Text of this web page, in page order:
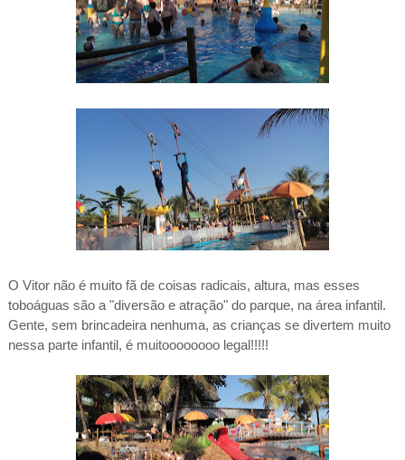
O Vitor não é muito fã de coisas radicais, altura, mas esses
toboáguas são a "diversão e atração" do parque, na área infantil.
Gente, sem brincadeira nenhuma, as crianças se divertem muito
nessa parte infantil, é muitoooooooo legal!!!!!